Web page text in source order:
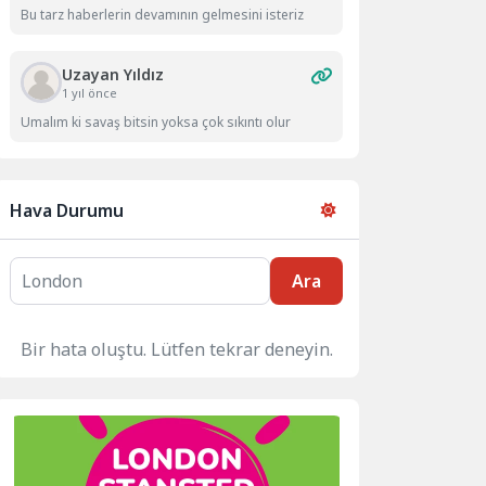
Bu tarz haberlerin devamının gelmesini isteriz
Uzayan Yıldız
1 yıl önce
Umalım ki savaş bitsin yoksa çok sıkıntı olur
Hava Durumu
Ara
Bir hata oluştu. Lütfen tekrar deneyin.